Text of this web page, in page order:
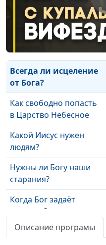
Куда человеку
деваться от суеты
Знал или верил Иисус,
что Он Сын Божий?
Всегда ли исцеление
от Бога?
Как свободно попасть
в Царство Небесное
Какой Иисус нужен
людям?
Нужны ли Богу наши
старания?
Когда Бог задаёт
вопросы?
Может ли Бог
Описание програмы